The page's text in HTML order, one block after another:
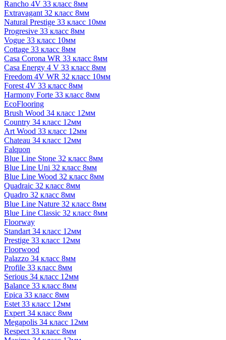
Rancho 4V 33 класс 8мм
Extravagant 32 класс 8мм
Natural Prestige 33 класс 10мм
Progresive 33 класс 8мм
Vogue 33 класс 10мм
Cottage 33 класс 8мм
Casa Corona WR 33 класс 8мм
Casa Energy 4 V 33 класс 8мм
Freedom 4V WR 32 класс 10мм
Forest 4V 33 класс 8мм
Harmony Forte 33 класс 8мм
EcoFlooring
Brush Wood 34 класс 12мм
Country 34 класс 12мм
Art Wood 33 класс 12мм
Chateau 34 класс 12мм
Falquon
Blue Line Stone 32 класс 8мм
Blue Line Uni 32 класс 8мм
Blue Line Wood 32 класс 8мм
Quadraic 32 класс 8мм
Quadro 32 класс 8мм
Blue Line Nature 32 класс 8мм
Blue Line Classic 32 класс 8мм
Floorway
Standart 34 класс 12мм
Prestige 33 класс 12мм
Floorwood
Palazzo 34 класс 8мм
Profile 33 класс 8мм
Serious 34 класс 12мм
Balance 33 класс 8мм
Epica 33 класс 8мм
Estet 33 класс 12мм
Expert 34 класс 8мм
Megapolis 34 класс 12мм
Respect 33 класс 8мм